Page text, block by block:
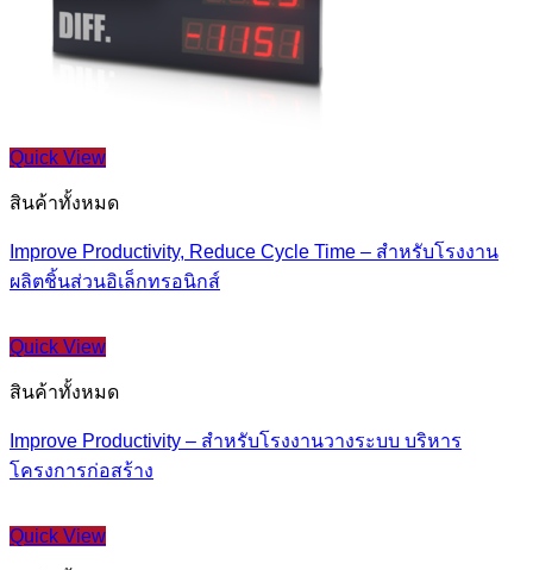
Quick View
สินค้าทั้งหมด
Improve Productivity, Reduce Cycle Time – สำหรับโรงงาน
ผลิตชิ้นส่วนอิเล็กทรอนิกส์
Quick View
สินค้าทั้งหมด
Improve Productivity – สำหรับโรงงานวางระบบ บริหาร
โครงการก่อสร้าง
Quick View